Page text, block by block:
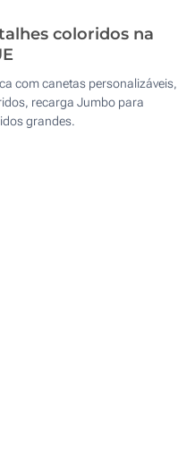
coloridos na
com canetas personalizáveis,
recarga Jumbo para
grandes.